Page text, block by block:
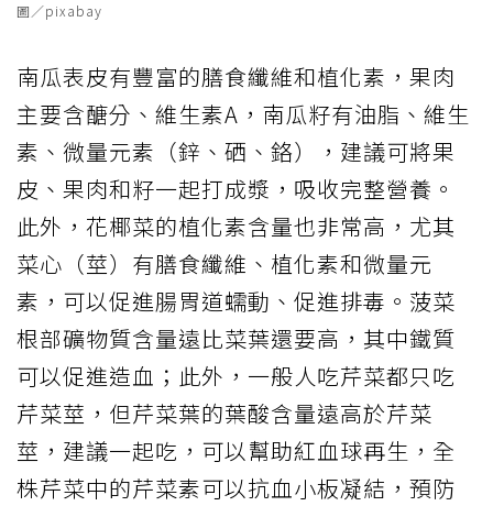
圖／pixabay
南瓜表皮有豐富的膳食纖維和植化素，果肉
主要含醣分、維生素A，南瓜籽有油脂、維生
素、微量元素（鋅、硒、鉻），建議可將果
皮、果肉和籽一起打成漿，吸收完整營養。
此外，花椰菜的植化素含量也非常高，尤其
菜心（莖）有膳食纖維、植化素和微量元
素，可以促進腸胃道蠕動、促進排毒。菠菜
根部礦物質含量遠比菜葉還要高，其中鐵質
可以促進造血；此外，一般人吃芹菜都只吃
芹菜莖，但芹菜葉的葉酸含量遠高於芹菜
莖，建議一起吃，可以幫助紅血球再生，全
株芹菜中的芹菜素可以抗血小板凝結，預防